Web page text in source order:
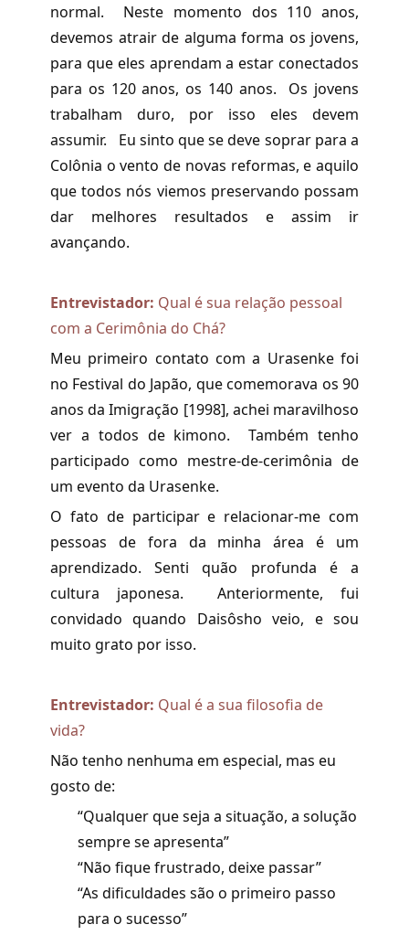
normal. Neste momento dos 110 anos,
devemos atrair de alguma forma os jovens,
para que eles aprendam a estar conectados
para os 120 anos, os 140 anos. Os jovens
trabalham duro, por isso eles devem
assumir. Eu sinto que se deve soprar para a
Colônia o vento de novas reformas, e aquilo
que todos nós viemos preservando possam
dar melhores resultados e assim ir
avançando.
Entrevistador: Qual é sua relação pessoal
com a Cerimônia do Chá?
Meu primeiro contato com a Urasenke foi
no Festival do Japão, que comemorava os 90
anos da Imigração [1998], achei maravilhoso
ver a todos de kimono. Também tenho
participado como mestre-de-cerimônia de
um evento da Urasenke.
O fato de participar e relacionar-me com
pessoas de fora da minha área é um
aprendizado. Senti quão profunda é a
cultura japonesa. Anteriormente, fui
convidado quando Daisôsho veio, e sou
muito grato por isso.
Entrevistador: Qual é a sua filosofia de
vida?
Não tenho nenhuma em especial, mas eu
gosto de:
“Qualquer que seja a situação, a solução
sempre se apresenta”
“Não fique frustrado, deixe passar”
“As dificuldades são o primeiro passo
para o sucesso”